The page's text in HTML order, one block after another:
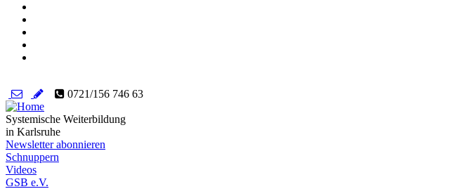
0721/156 746 63
Systemische Weiterbildung
in Karlsruhe
Newsletter abonnieren
Schnuppern
Videos
GSB e.V.